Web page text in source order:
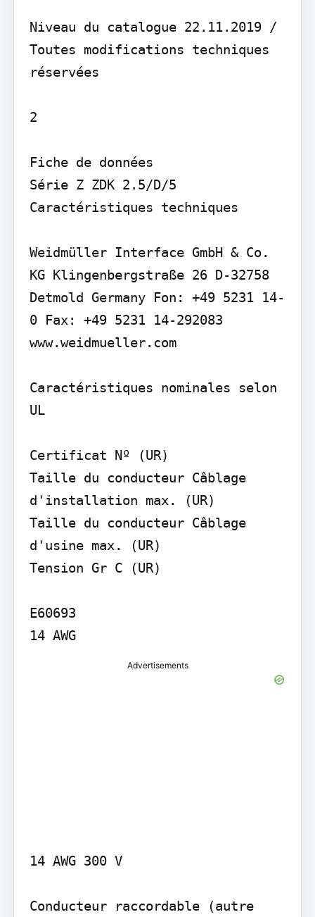
Niveau du catalogue 22.11.2019 /
Toutes modifications techniques
réservées
2
Fiche de données
Série Z ZDK 2.5/D/5
Caractéristiques techniques
Weidmüller Interface GmbH & Co.
KG Klingenbergstraße 26 D-32758
Detmold Germany Fon: +49 5231 14-
0 Fax: +49 5231 14-292083
www.weidmueller.com
Caractéristiques nominales selon
UL
Certificat Nº (UR)
Taille du conducteur Câblage
d'installation max. (UR)
Taille du conducteur Câblage
d'usine max. (UR)
Tension Gr C (UR)
E60693
14 AWG
Advertisements
14 AWG 300 V
Conducteur raccordable (autre